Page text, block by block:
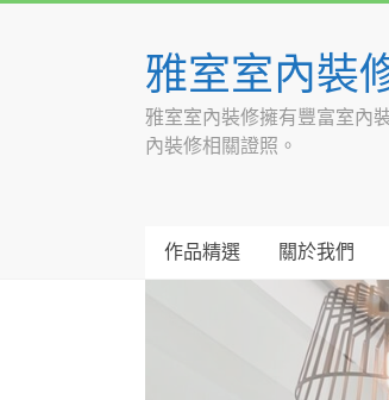
雅室室內裝
雅室室內裝修擁有豐富室內
內裝修相關證照。
作品精選 關於我們